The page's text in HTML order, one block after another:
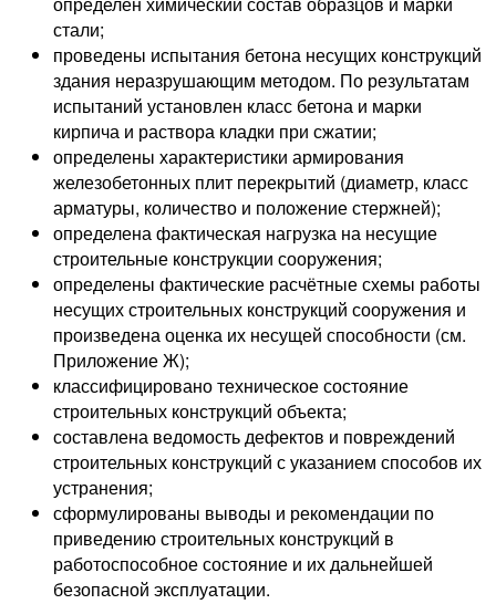
стали;
проведены испытания бетона несущих конструкций
здания неразрушающим методом. По результатам
испытаний установлен класс бетона и марки
кирпича и раствора кладки при сжатии;
определены характеристики армирования
железобетонных плит перекрытий (диаметр, класс
арматуры, количество и положение стержней);
определена фактическая нагрузка на несущие
строительные конструкции сооружения;
определены фактические расчётные схемы работы
несущих строительных конструкций сооружения и
произведена оценка их несущей способности (см.
Приложение Ж);
классифицировано техническое состояние
строительных конструкций объекта;
составлена ведомость дефектов и повреждений
строительных конструкций с указанием способов их
устранения;
сформулированы выводы и рекомендации по
приведению строительных конструкций в
работоспособное состояние и их дальнейшей
безопасной эксплуатации.